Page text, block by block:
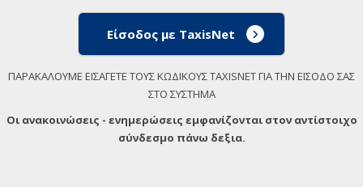
Είσοδος με TaxisNet
ΠΑΡΑΚΑΛΟΥΜΕ ΕΙΣΑΓΕΤΕ ΤΟΥΣ ΚΩΔΙΚΟΥΣ TAXISNET ΓΙΑ ΤΗΝ ΕΙΣΟΔΟ ΣΑΣ
ΣΤΟ ΣΥΣΤΗΜΑ
Οι ανακοινώσεις - ενημερώσεις εμφανίζονται στον αντίστοιχο
σύνδεσμο πάνω δεξια.